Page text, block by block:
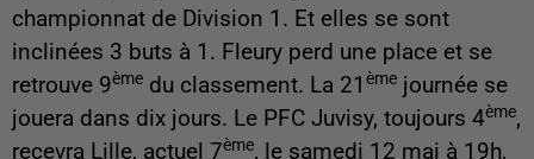
championnat de Division 1. Et elles se sont
inclinées 3 buts à 1. Fleury perd une place et se
retrouve 9ème du classement. La 21 ème journée se
jouera dans dix jours. Le PFC Juvisy, toujours 4ème,
recevra Lille, actuel 7ème, le samedi 12 mai à 19h,